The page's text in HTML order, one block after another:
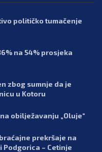
političko tumačenje
na 54% prosjeka
zbog sumnje da je
u Kotoru
obilježavanju „Oluje“
prekršaje na
Podgorica – Cetinje